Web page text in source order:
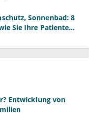
Sonnenbad: 8
Sie Ihre Patienten
Entwicklung von